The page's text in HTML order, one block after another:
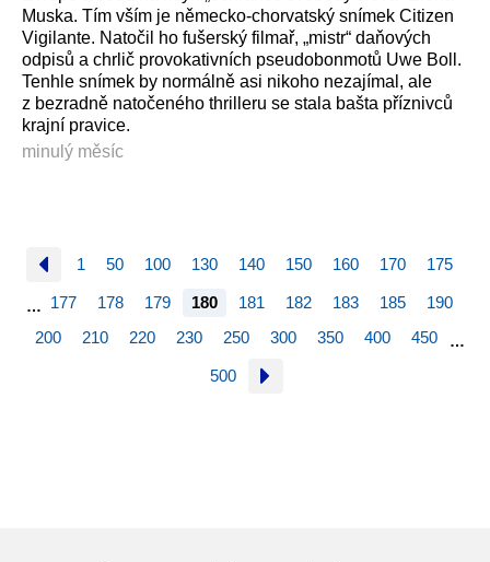
Muska. Tím vším je německo-chorvatský snímek Citizen
Vigilante. Natočil ho fušerský filmař, „mistr“ daňových
odpisů a chrlič provokativních pseudobonmotů Uwe Boll.
Tenhle snímek by normálně asi nikoho nezajímal, ale
z bezradně natočeného thrilleru se stala bašta příznivců
krajní pravice.
minulý měsíc
1 50 100 130 140 150 160 170 175
… 177 178 179 180 181 182 183 185
190
200
210 220 230 250 300 350 400 450 …
500